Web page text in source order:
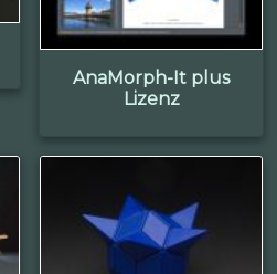
AnaMorph-It plus
Lizenz